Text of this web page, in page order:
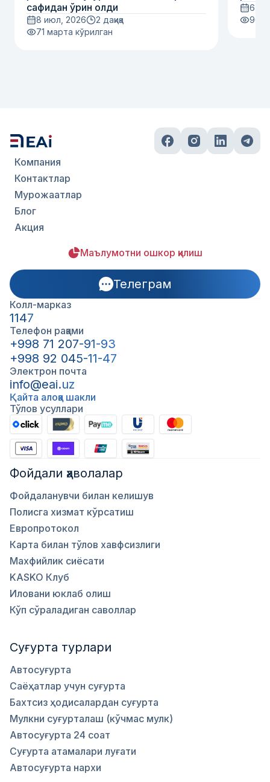
сафидан ўрин олди
8 июл, 2026
2 дақиқа
71 марта кўрилган
6
96
Компания
Контактлар
Мурожаатлар
Блог
Акция
Маълумотни ошкор қилиш
Телеграм
Колл-марказ
1147
Телефон рақами
+998 71 207-91-93
+998 92 045-11-47
Электрон почта
info@eai.uz
Қайта алоқа шакли
Тўлов усуллари
Фойдали ҳаволалар
Фойдаланувчи билан келишув
Полисга хизмат кўрсатиш
Европротокол
Карта билан тўлов хавфсизлиги
Махфийлик сиёсати
KASKO Клуб
Иловани юклаб олиш
Кўп сўраладиган саволлар
Суғурта турлари
Автосуғурта
Саёҳатлар учун суғурта
Бахтсиз ҳодисалардан суғурта
Мулкни суғурталаш (кўчмас мулк)
Автосуғурта 24 соат
Суғурта атамалари луғати
Автосуғурта нархи